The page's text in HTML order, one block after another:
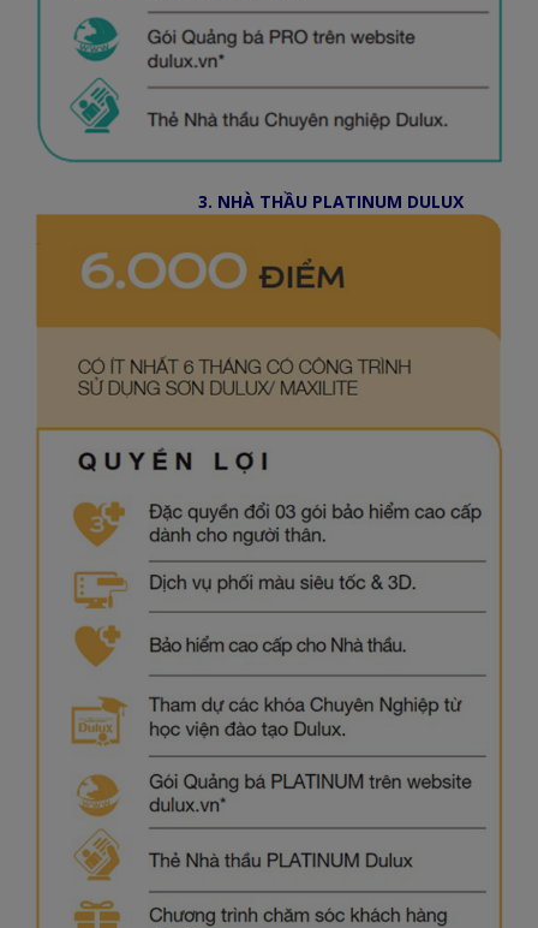
3. NHÀ THẦU PLATINUM DULUX